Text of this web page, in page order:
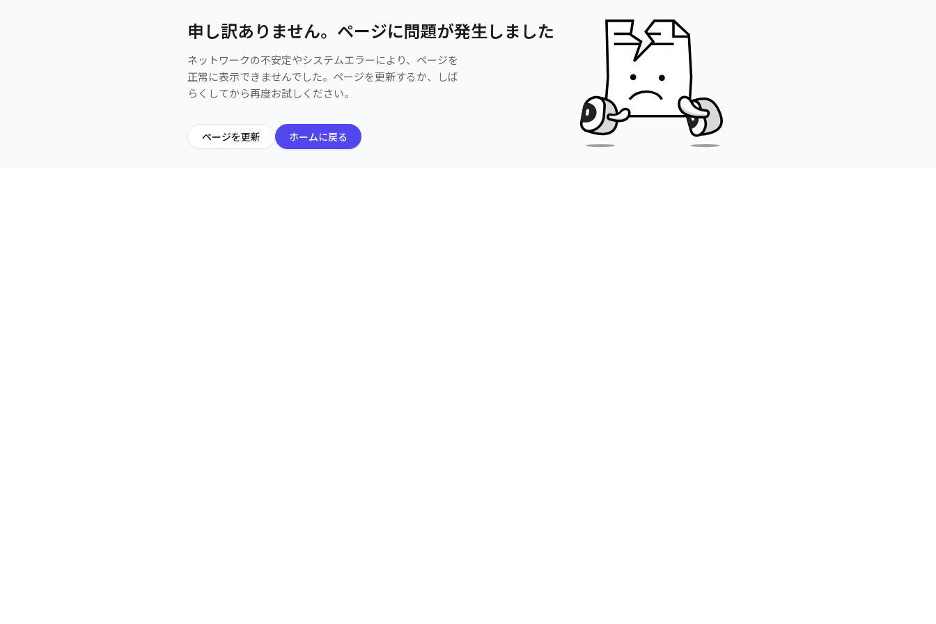
申し訳ありません。ページに問題が発生しました
ネットワークの不安定やシステムエラーにより、ページを
正常に表示できませんでした。ページを更新するか、しば
らくしてから再度お試しください。
ページを更新 ホームに戻る